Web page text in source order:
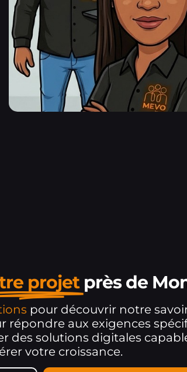
projet près de
pour découvrir notre
répondre aux exigences
des solutions digitales
votre croissance.